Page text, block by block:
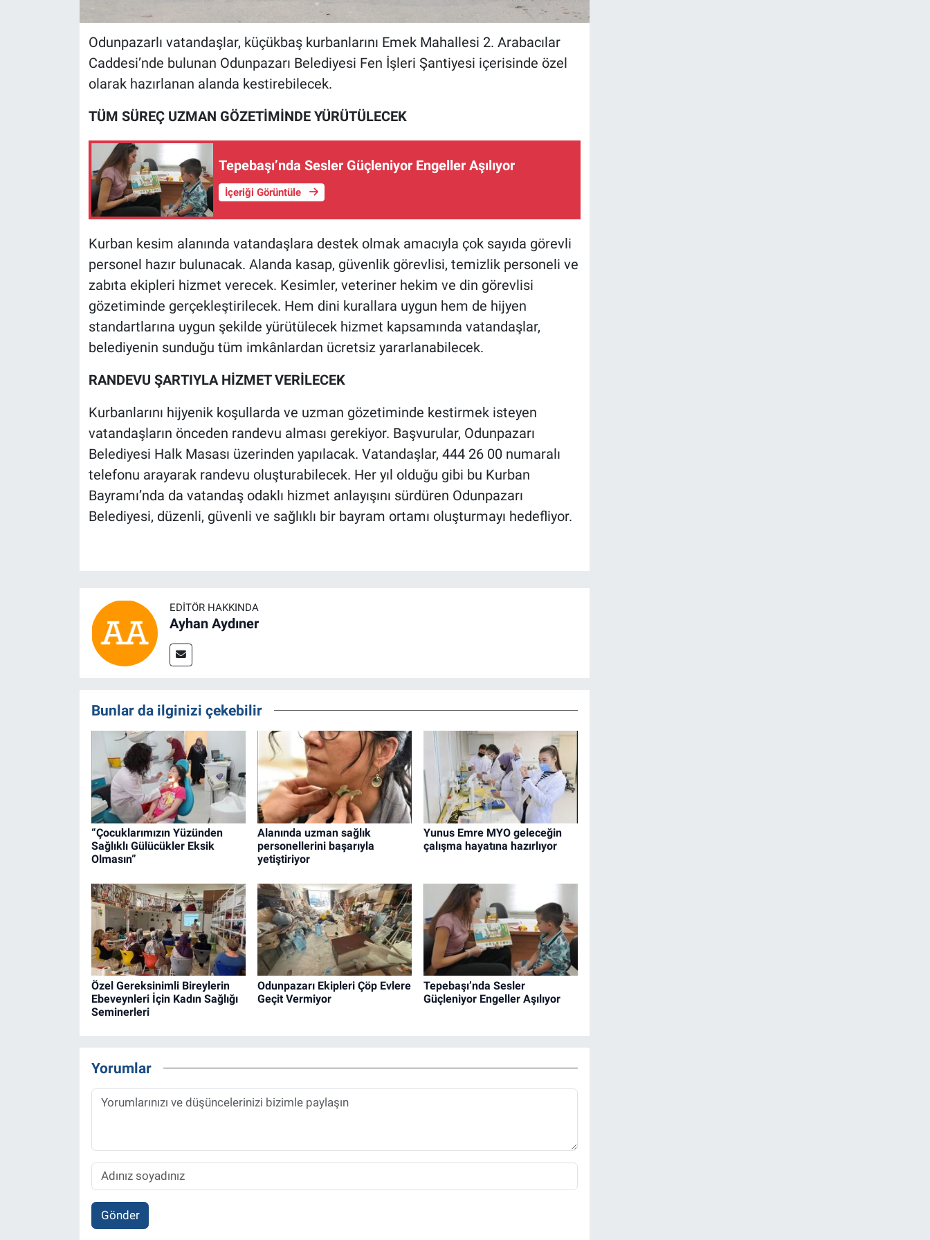
Odunpazarlı vatandaşlar, küçükbaş kurbanlarını Emek Mahallesi 2. Arabacılar
Caddesi’nde bulunan Odunpazarı Belediyesi Fen İşleri Şantiyesi içerisinde özel
olarak hazırlanan alanda kestirebilecek.
TÜM SÜREÇ UZMAN GÖZETİMİNDE YÜRÜTÜLECEK
Tepebaşı’nda Sesler Güçleniyor Engeller Aşılıyor
İçeriği Görüntüle
Kurban kesim alanında vatandaşlara destek olmak amacıyla çok sayıda görevli
personel hazır bulunacak. Alanda kasap, güvenlik görevlisi, temizlik personeli ve
zabıta ekipleri hizmet verecek. Kesimler, veteriner hekim ve din görevlisi
gözetiminde gerçekleştirilecek. Hem dini kurallara uygun hem de hijyen
standartlarına uygun şekilde yürütülecek hizmet kapsamında vatandaşlar,
belediyenin sunduğu tüm imkânlardan ücretsiz yararlanabilecek.
RANDEVU ŞARTIYLA HİZMET VERİLECEK
Kurbanlarını hijyenik koşullarda ve uzman gözetiminde kestirmek isteyen
vatandaşların önceden randevu alması gerekiyor. Başvurular, Odunpazarı
Belediyesi Halk Masası üzerinden yapılacak. Vatandaşlar, 444 26 00 numaralı
telefonu arayarak randevu oluşturabilecek. Her yıl olduğu gibi bu Kurban
Bayramı’nda da vatandaş odaklı hizmet anlayışını sürdüren Odunpazarı
Belediyesi, düzenli, güvenli ve sağlıklı bir bayram ortamı oluşturmayı hedefliyor.
EDITÖR HAKKINDA
Ayhan Aydıner
Bunlar da ilginizi çekebilir
“Çocuklarımızın Yüzünden
Sağlıklı Gülücükler Eksik
Olmasın”
Alanında uzman sağlık
personellerini başarıyla
yetiştiriyor
Yunus Emre MYO geleceğin
çalışma hayatına hazırlıyor
Özel Gereksinimli Bireylerin
Ebeveynleri İçin Kadın Sağlığı
Seminerleri
Odunpazarı Ekipleri Çöp Evlere
Geçit Vermiyor
Tepebaşı’nda Sesler
Güçleniyor Engeller Aşılıyor
Yorumlar
Gönder